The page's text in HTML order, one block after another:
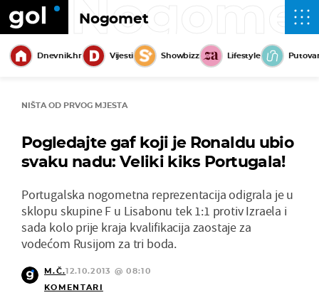
Nogomet
Dnevnik.hr Vijesti Showbizz Lifestyle
NIŠTA OD PRVOG MJESTA
Pogledajte gaf koji je Ronaldu ubio
svaku nadu: Veliki kiks Portugala!
Portugalska nogometna reprezentacija odigrala je u
sklopu skupine F u Lisabonu tek 1:1 protiv Izraela i
sada kolo prije kraja kvalifikacija zaostaje za
vodećom Rusijom za tri boda.
M.Č.12.10.2013 @ 08:10
KOMENTARI